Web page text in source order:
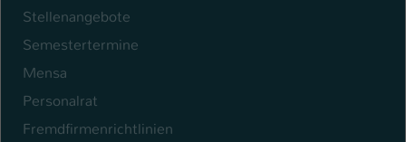
Stellenangebote
Semestertermine
Mensa
Personalrat
Fremdfirmenrichtlinien
Zweck
Dieser Cookie teilt der Webseite mit, ob
ein Besucher im Typo3-Backend